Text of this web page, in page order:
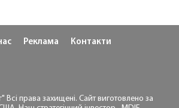
Реклама Контакти
права захищені. Сайт виготовлено за